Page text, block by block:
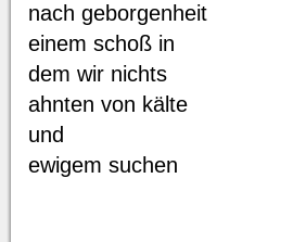
nach geborgenheit
einem schoß in
dem wir nichts
ahnten von kälte
und
ewigem suchen